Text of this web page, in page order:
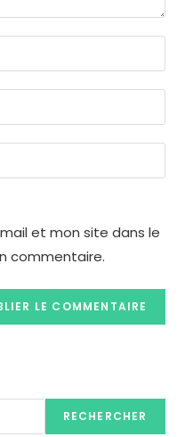
et mon site dans le
commentaire.
RECHERCHER